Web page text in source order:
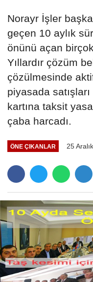
Norayr İşler
geçen 10 aylık
önünü açan
Yıllardır çözüm
çözülmesinde
piyasada
kartına taksit
çaba harcadı.
ÖNE ÇIKANLAR 25